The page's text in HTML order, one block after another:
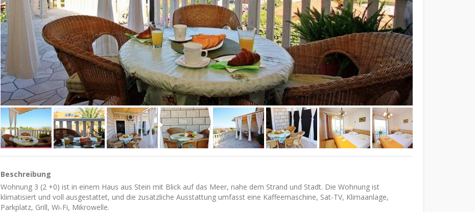
Beschreibung
Wohnung 3 (2 +0) ist in einem Haus aus Stein mit Blick auf das Meer, nahe dem Strand und Stadt. Die Wohnung ist
klimatisiert und voll ausgestattet, und die zusätzliche Ausstattung umfasst eine Kaffeemaschine, Sat-TV, Klimaanlage,
Parkplatz, Grill, Wi-Fi, Mikrowelle.